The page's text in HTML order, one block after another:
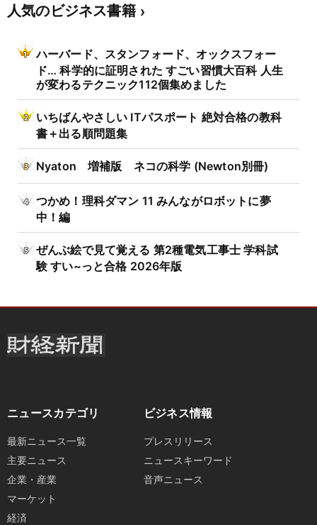
人気のビジネス書籍
ハーバード、スタンフォード、オックスフォー
ド… 科学的に証明された すごい習慣大百科 人生
が変わるテクニック112個集めました
いちばんやさしい ITパスポート 絶対合格の教科
書＋出る順問題集
Nyaton 増補版 ネコの科学 (Newton別冊)
つかめ！理科ダマン 11 みんながロボットに夢
中！編
ぜんぶ絵で見て覚える 第2種電気工事士 学科試
験 すい~っと合格 2026年版
ニュースカテゴリ
最新ニュース一覧
主要ニュース
企業・産業
マーケット
経済
ビジネス情報
プレスリリース
ニュースキーワード
音声ニュース